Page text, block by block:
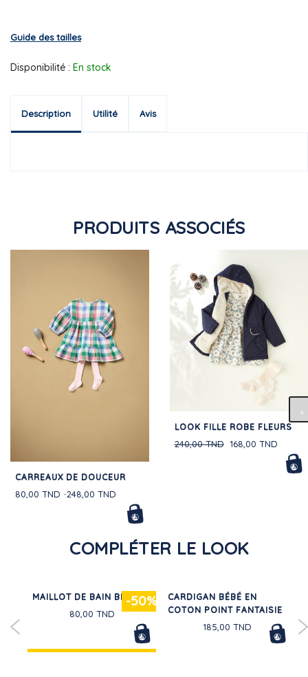
Guide des tailles
Disponibilité : En stock
Description Utilité Avis
PRODUITS ASSOCIÉS
CARREAUX DE DOUCEUR
80,00 TND 248,00 TND
LOOK FILLE ROBE FLEURS
168,00 TND
240,00 TND
COMPLÉTER LE LOOK
-50%
MAILLOT DE BAIN BÉBÉ
80,00 TND
CARDIGAN BÉBÉ EN
COTON POINT FANTAISIE
185,00 TND